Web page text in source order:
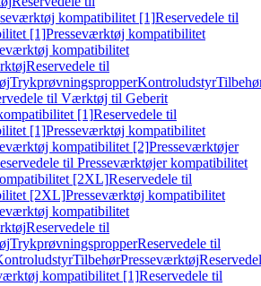
kompatibilitet [1]Reservedele til
[1]Presseværktøj kompatibilitet
kompatibilitet
Reservedele til
TrykprøvningspropperKontroludstyr
til Værktøj til Geberit
[1]Reservedele til
[1]Presseværktøj kompatibilitet
kompatibilitet [2]Presseværktøjer
til Presseværktøjer kompatibilitet
[2XL]Reservedele til
[2XL]Presseværktøj kompatibilitet
kompatibilitet
Reservedele til
TrykprøvningspropperReservedele til
TilbehørPresseværktøj
kompatibilitet [1]Reservedele til